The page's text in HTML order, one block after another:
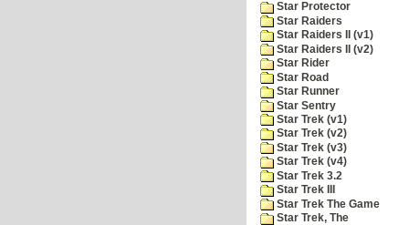
Star Protector
Star Raiders
Star Raiders II (v1)
Star Raiders II (v2)
Star Rider
Star Road
Star Runner
Star Sentry
Star Trek (v1)
Star Trek (v2)
Star Trek (v3)
Star Trek (v4)
Star Trek 3.2
Star Trek III
Star Trek The Game
Star Trek, The